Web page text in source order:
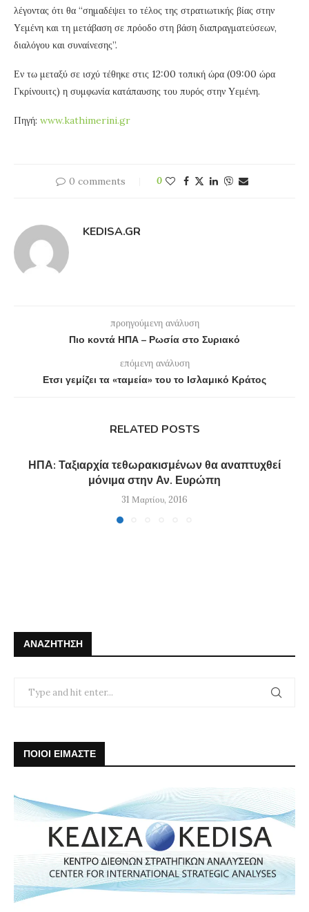
λέγοντας ότι θα “σημαδέψει το τέλος της στρατιωτικής βίας στην
Υεμένη και τη μετάβαση σε πρόοδο στη βάση διαπραγματεύσεων,
διαλόγου και συναίνεσης”.
Εν τω μεταξύ σε ισχύ τέθηκε στις 12:00 τοπική ώρα (09:00 ώρα
Γκρίνουιτς) η συμφωνία κατάπαυσης του πυρός στην Υεμένη.
Πηγή: www.kathimerini.gr
0 comments 0
KEDISA.GR
προηγούμενη ανάλυση
Πιο κοντά ΗΠΑ – Ρωσία στο Συριακό
επόμενη ανάλυση
Ετσι γεμίζει τα «ταμεία» του το Ισλαμικό Κράτος
RELATED POSTS
ΗΠΑ: Ταξιαρχία τεθωρακισμένων θα αναπτυχθεί
μόνιμα στην Αν. Ευρώπη
31 Μαρτίου, 2016
ΑΝΑΖΉΤΗΣΗ
ΠΟΙΟΙ ΕΙΜΑΣΤΕ